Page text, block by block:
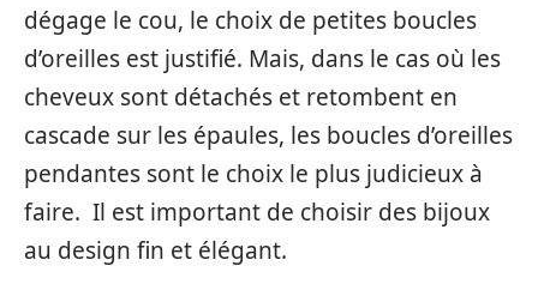
dégage le cou, le choix de petites boucles
d’oreilles est justifié. Mais, dans le cas où les
cheveux sont détachés et retombent en
cascade sur les épaules, les boucles d’oreilles
pendantes sont le choix le plus judicieux à
faire. Il est important de choisir des bijoux
au design fin et élégant.